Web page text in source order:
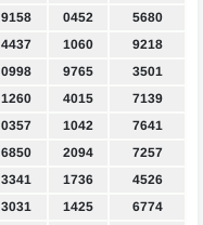
9158 0452
5680
4437 1060
9218
0998 9765
3501
1260 4015
7139
0357 1042
7641
6850 2094
7257
3341 1736
4526
3031 1425
6774